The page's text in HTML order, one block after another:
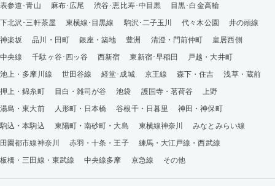
表参道･青山 麻布･広尾 渋谷･恵比寿･中目黒
目黒･白金高輪
下北沢･三軒茶屋
東横線･目黒線 駒沢･二子玉川 代々木公園
井の頭線
神楽坂
品川・田町 銀座・築地 豊洲 清澄・門前仲町
皇居西側
中央線
千駄ヶ谷･四ッ谷 西新宿 東新宿･早稲田
戸越・大井町
池上・多摩川線
世田谷線 経堂･成城 京王線 森下・住吉
浅草・蔵前
押上・錦糸町
目白・雑司が谷 池袋 護国寺・茗荷谷
上野
湯島・東大前
人形町・日本橋 谷根千・日暮里
神田・神保町
駒込・本駒込
東陽町・南砂町・大島 東横線神奈川
みなとみらい線
田園都市線神奈川
赤羽・十条・王子
練馬・大江戸線・西武線
板橋・三田線・東武線
中央線多摩 京急線 その他